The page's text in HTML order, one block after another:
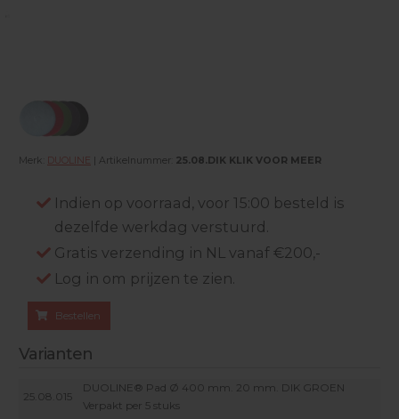
Merk: DUOLINE | Artikelnummer: 25.08.DIK KLIK VOOR MEER
Indien op voorraad, voor 15:00 besteld is
dezelfde werkdag verstuurd.
Gratis verzending in NL vanaf €200,-
Log in om prijzen te zien.
Bestellen
Varianten
25.08.015
DUOLINE® Pad Ø 400 mm. 20 mm. DIK GROEN
Verpakt per 5 stuks